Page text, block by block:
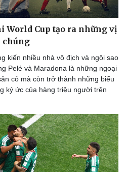
Ô tô - Xe máy
Ô tô
Xe máy
Tư vấn
World Cup tạo ra những vị
chúng
kiến nhiều nhà vô địch và ngôi sao
Pelé và Maradona là những ngoại
cỏ mà còn trở thành những biểu
ký ức của hàng triệu người trên